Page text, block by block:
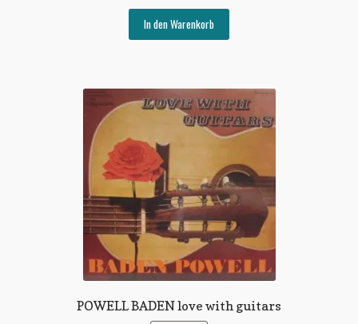
war:
€20,00
€10,00.
In den Warenkorb
POWELL BADEN love with guitars